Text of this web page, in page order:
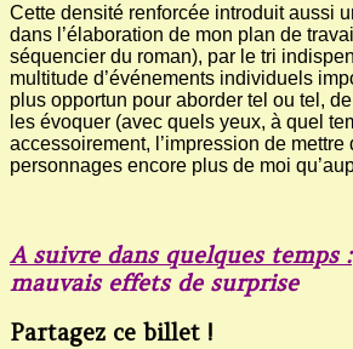
Cette densité renforcée introduit aussi
dans l’élaboration de mon plan de
séquencier du roman), par le tri
multitude d’événements individuels
plus opportun pour aborder tel ou tel,
les évoquer (avec quels yeux, à quel
accessoirement, l’impression de mettre
personnages encore plus de moi
A suivre dans quelques temps :
mauvais effets de surprise
Partagez ce billet !